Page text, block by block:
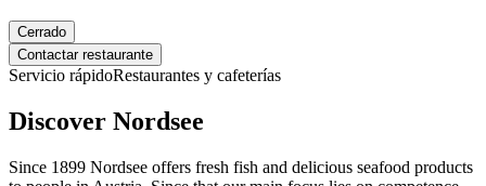
Cerrado
Contactar restaurante
Servicio rápidoRestaurantes y cafeterías
Discover Nordsee
Since 1899 Nordsee offers fresh fish and delicious seafood products